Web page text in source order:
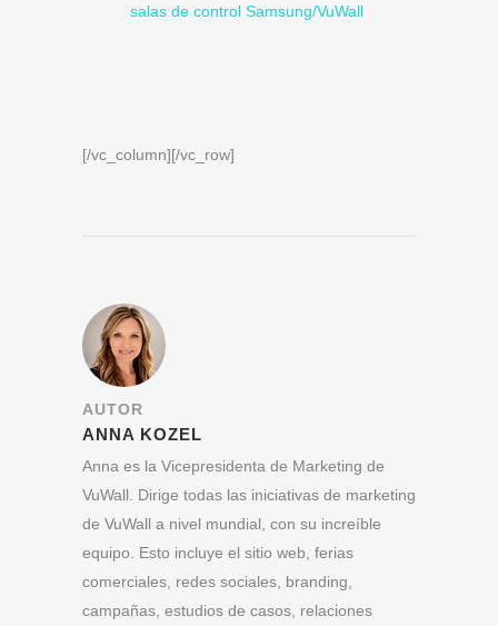
salas de control Samsung/VuWall
[/vc_column][/vc_row]
AUTOR
ANNA KOZEL
Anna es la Vicepresidenta de Marketing de
VuWall. Dirige todas las iniciativas de marketing
de VuWall a nivel mundial, con su increíble
equipo. Esto incluye el sitio web, ferias
comerciales, redes sociales, branding,
campañas, estudios de casos, relaciones